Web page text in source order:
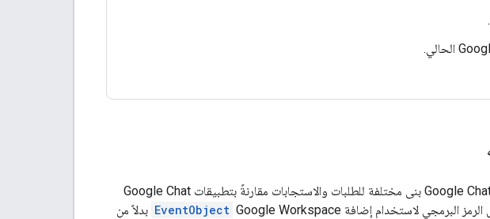
.
تستخدم إضافات Google Workspace التي توسّع نطاق استخدام Google Chat بنى مختلفة للطلبات والاستجابات مقارنةً بتطبيقات Google Chat
EventObject بدلاً من